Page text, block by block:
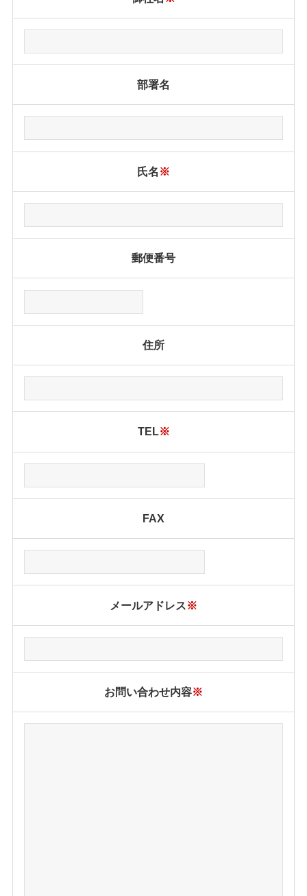
部署名
氏名 ※
郵便番号
住所
TEL※
FAX
メールアドレス ※
お問い合わせ内容※